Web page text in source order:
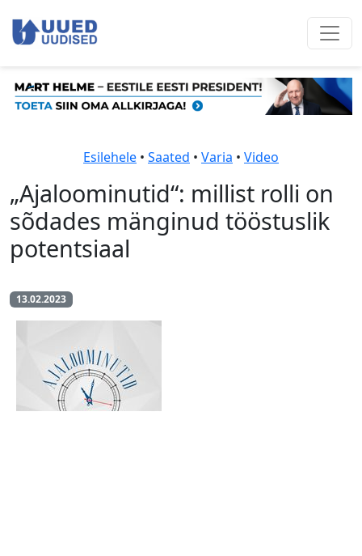
Esilehele • Saated • Varia • Video
„Ajaloominutid“: millist rolli on
sõdades mänginud tööstuslik
potentsiaal
13.02.2023